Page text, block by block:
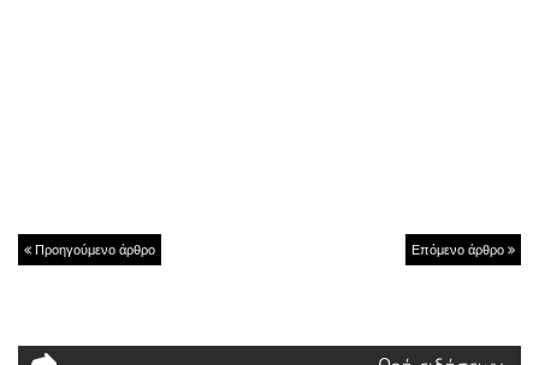
Προηγούμενο άρθρο Επόμενο άρθρο